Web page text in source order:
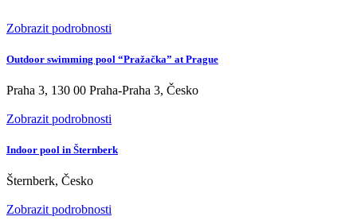
Zobrazit podrobnosti
Outdoor swimming pool “Pražačka” at Prague
Praha 3, 130 00 Praha-Praha 3, Česko
Zobrazit podrobnosti
Indoor pool in Šternberk
Šternberk, Česko
Zobrazit podrobnosti